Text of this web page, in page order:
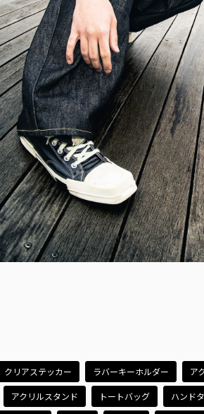
クリアステッカー ラバーキーホルダー ア
アクリルスタンド トートバッグ ハンド